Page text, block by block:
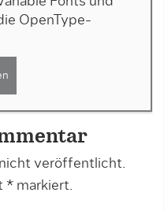
OpenType-
veröffentlicht.
* markiert.